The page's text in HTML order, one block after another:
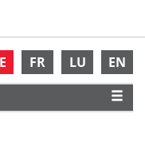
FR LU EN